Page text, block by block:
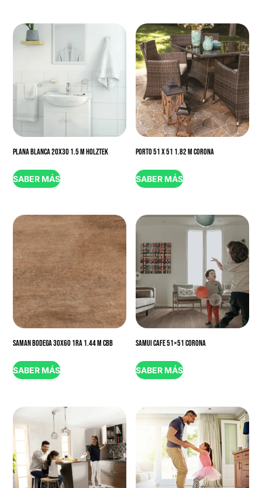
PLANA BLANCA 20X30 1.5 M HOLZTEK
SABER MÁS
PORTO 51 X 51 1.82 M CORONA
SABER MÁS
SAMAN BODEGA 30X60 1RA 1.44 M CBB
SABER MÁS
SAMUI CAFE 51×51 CORONA
SABER MÁS